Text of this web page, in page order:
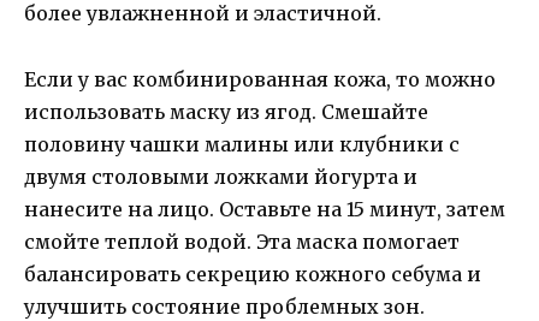
более увлажненной и эластичной.
Если у вас комбинированная кожа, то можно
использовать маску из ягод. Смешайте
половину чашки малины или клубники с
двумя столовыми ложками йогурта и
нанесите на лицо. Оставьте на 15 минут, затем
смойте теплой водой. Эта маска помогает
балансировать секрецию кожного себума и
улучшить состояние проблемных зон.